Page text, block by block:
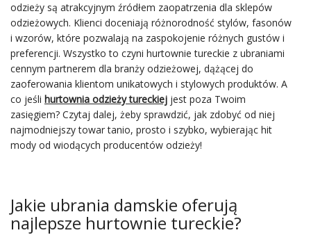
odzieży są atrakcyjnym źródłem zaopatrzenia dla sklepów
odzieżowych. Klienci doceniają różnorodność stylów, fasonów
i wzorów, które pozwalają na zaspokojenie różnych gustów i
preferencji. Wszystko to czyni hurtownie tureckie z ubraniami
cennym partnerem dla branży odzieżowej, dążącej do
zaoferowania klientom unikatowych i stylowych produktów. A
co jeśli hurtownia odzieży tureckiej jest poza Twoim
zasięgiem? Czytaj dalej, żeby sprawdzić, jak zdobyć od niej
najmodniejszy towar tanio, prosto i szybko, wybierając hit
mody od wiodących producentów odzieży!
Jakie ubrania damskie oferują
najlepsze hurtownie tureckie?